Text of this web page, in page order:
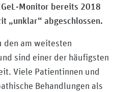
Monitor bereits 2018
„unklar“ abgeschlossen.
den am weitesten
sind einer der häufigsten
Viele Patientinnen und
Behandlungen als